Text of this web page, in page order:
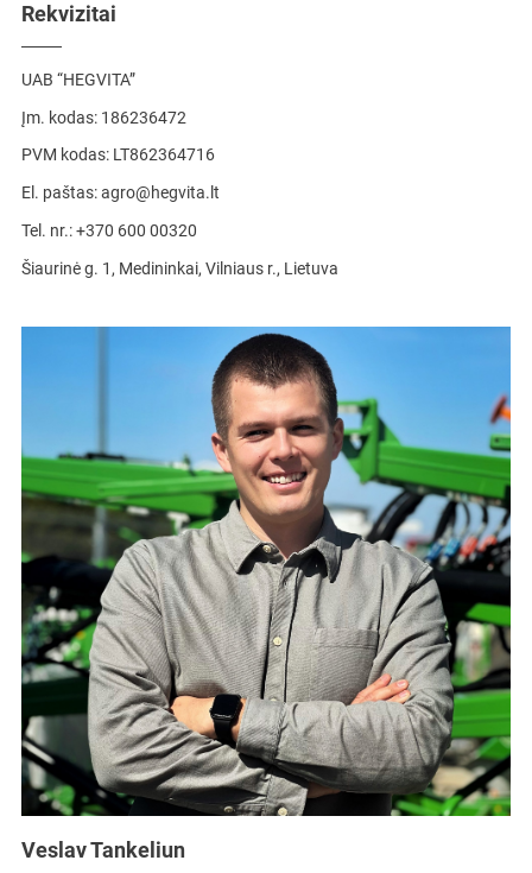
Rekvizitai
UAB “HEGVITA”
Įm. kodas: 186236472
PVM kodas: LT862364716
El. paštas:agro@hegvita.lt
Tel. nr.:+370 600 00320
Šiaurinė g. 1, Medininkai, Vilniaus r., Lietuva
Veslav Tankeliun